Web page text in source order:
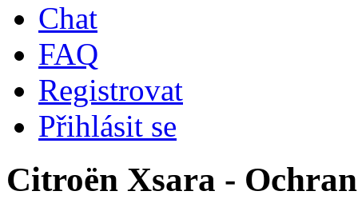
Chat
FAQ
Registrovat
Přihlásit se
Citroën Xsara -